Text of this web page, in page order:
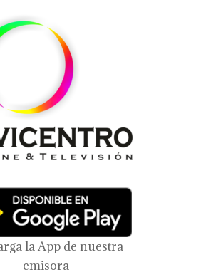
la App de nuestra
emisora